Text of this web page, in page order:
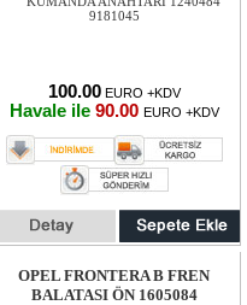
100.00 EURO +KDV
Havale ile 90.00 EURO +KDV
OPEL FRONTERA B FREN
BALATASI ÖN 1605084